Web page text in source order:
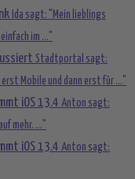
Ida sagt: "Mein lieblings
im ..."
Stadtportal sagt:
Mobile und dann erst für ..."
iOS 13.4 Anton sagt:
mehr. ..."
iOS 13.4 Anton sagt: